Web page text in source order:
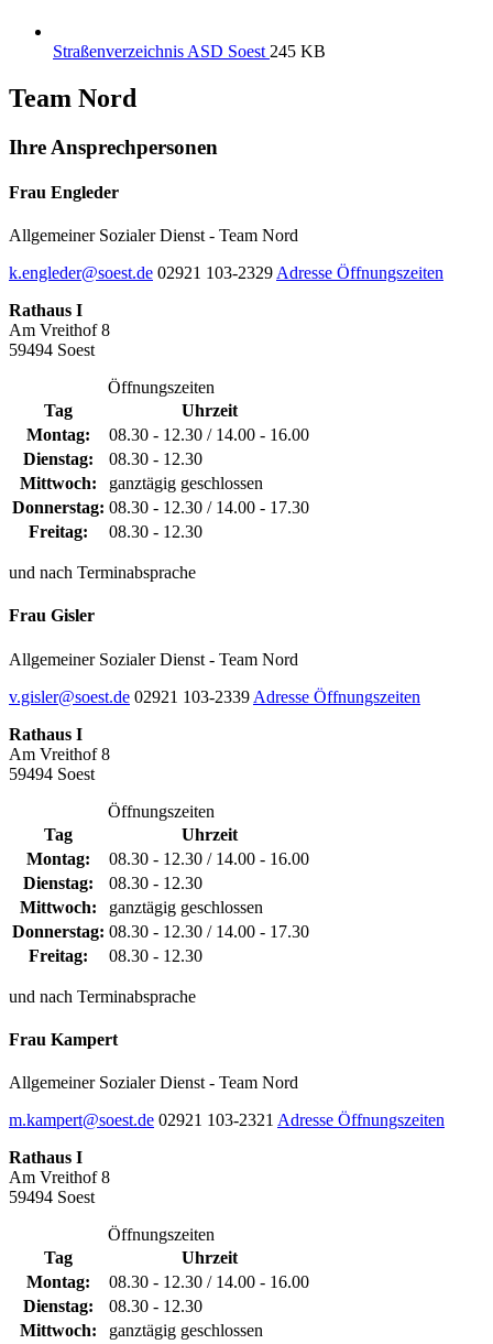
Straßenverzeichnis ASD Soest 245 KB
Team Nord
Ihre Ansprechpersonen
Frau Engleder
Allgemeiner Sozialer Dienst - Team Nord
k.engleder@soest.de 02921 103-2329 Adresse Öffnungszeiten
Rathaus I
Am Vreithof 8
59494 Soest
Öffnungszeiten
Tag
Uhrzeit
Montag:
08.30 - 12.30 / 14.00 - 16.00
Dienstag:
08.30 - 12.30
Mittwoch:
ganztägig geschlossen
Donnerstag: 08.30 - 12.30 / 14.00 - 17.30
Freitag:
08.30 - 12.30
und nach Terminabsprache
Frau Gisler
Allgemeiner Sozialer Dienst - Team Nord
v.gisler@soest.de 02921 103-2339 Adresse Öffnungszeiten
Rathaus I
Am Vreithof 8
59494 Soest
Öffnungszeiten
Tag
Uhrzeit
Montag:
08.30 - 12.30 / 14.00 - 16.00
Dienstag:
08.30 - 12.30
Mittwoch:
ganztägig geschlossen
Donnerstag: 08.30 - 12.30 / 14.00 - 17.30
Freitag:
08.30 - 12.30
und nach Terminabsprache
Frau Kampert
Allgemeiner Sozialer Dienst - Team Nord
m.kampert@soest.de 02921 103-2321 Adresse Öffnungszeiten
Rathaus I
Am Vreithof 8
59494 Soest
Öffnungszeiten
Tag
Uhrzeit
Montag:
08.30 - 12.30 / 14.00 - 16.00
Dienstag:
08.30 - 12.30
Mittwoch:
ganztägig geschlossen